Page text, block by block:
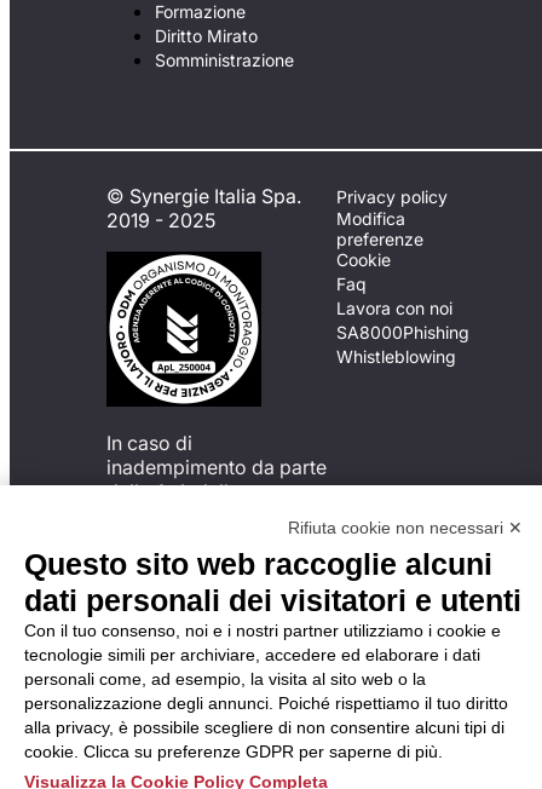
Formazione
Diritto Mirato
Somministrazione
© Synergie Italia Spa.
2019 - 2025
In caso di
inadempimento da parte
della ApL delle
del Codice di Condotta, è
possibile presentare un
reclamo
all’Organismo di
Monitoraggio utilizzando
una delle modalità
descritte al seguente
indirizzo web
https://odm-
agenzielavoro.it/reclami/.
Privacy policy
Modifica
preferenze
Cookie
Faq
Lavora con noi
SA8000Phishing
Whistleblowing
Rifiuta cookie non necessari ✕
Questo sito web raccoglie alcuni
dati personali dei visitatori e utenti
Con il tuo consenso, noi e i nostri partner utilizziamo i cookie e
tecnologie simili per archiviare, accedere ed elaborare i dati
personali come, ad esempio, la visita al sito web o la
personalizzazione degli annunci. Poiché rispettiamo il tuo diritto
alla privacy, è possibile scegliere di non consentire alcuni tipi di
cookie. Clicca su preferenze GDPR per saperne di più.
Visualizza la Cookie Policy Completa